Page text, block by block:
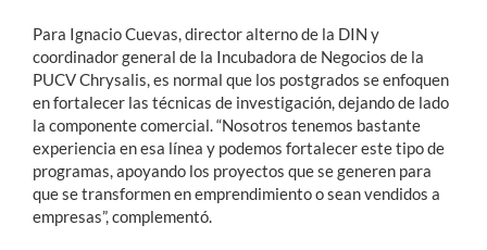
Para Ignacio Cuevas, director alterno de la DIN y
coordinador general de la Incubadora de Negocios de la
PUCV Chrysalis, es normal que los postgrados se enfoquen
en fortalecer las técnicas de investigación, dejando de lado
la componente comercial. “Nosotros tenemos bastante
experiencia en esa línea y podemos fortalecer este tipo de
programas, apoyando los proyectos que se generen para
que se transformen en emprendimiento o sean vendidos a
empresas”, complementó.